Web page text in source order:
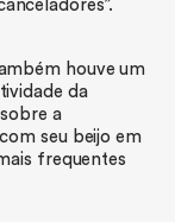
houve um
da
a
seu beijo em
frequentes